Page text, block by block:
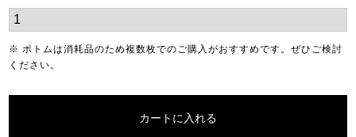
※ ボトムは消耗品のため複数枚でのご購入がおすすめです。ぜひご検討
ください。
カートに入れる